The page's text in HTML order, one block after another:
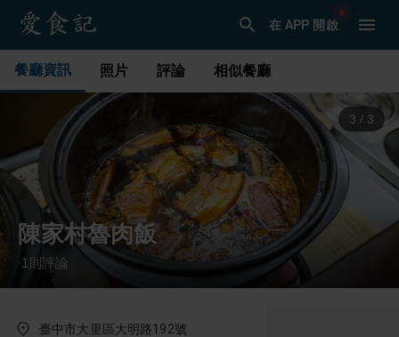
在 APP 開啟
餐廳資訊 照片 評論 相似餐廳
1 / 3
陳家村魯肉飯
·1 則評論
臺中市大里區大明路192號